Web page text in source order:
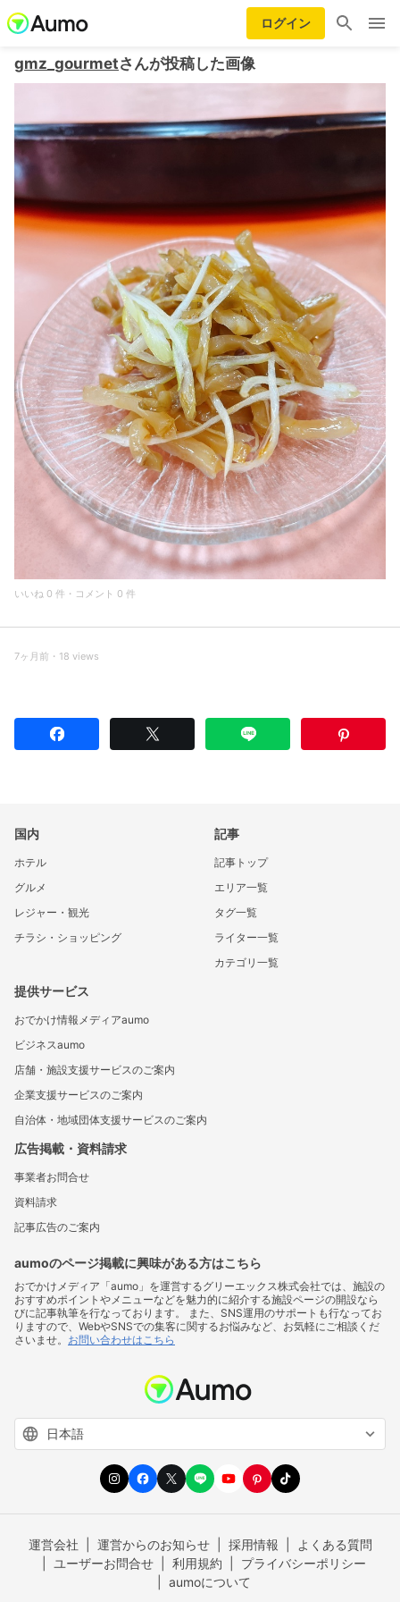
ログイン
gmz_gourmetさんが投稿した画像
いいね 0 件・コメント 0 件
7ヶ月前・18 views
国内
ホテル
グルメ
レジャー・観光
チラシ・ショッピング
記事
記事トップ
エリア一覧
タグ一覧
ライター一覧
カテゴリ一覧
提供サービス
おでかけ情報メディアaumo
ビジネスaumo
店舗・施設支援サービスのご案内
企業支援サービスのご案内
自治体・地域団体支援サービスのご案内
広告掲載・資料請求
事業者お問合せ
資料請求
記事広告のご案内
aumoのページ掲載に興味がある方はこちら
おでかけメディア「aumo」を運営するグリーエックス株式会社では、施設の
おすすめポイントやメニューなどを魅力的に紹介する施設ページの開設なら
びに記事執筆を行なっております。 また、SNS運用のサポートも行なってお
りますので、WebやSNSでの集客に関するお悩みなど、お気軽にご相談くだ
さいませ。 お問い合わせはこちら
運営会社 運営からのお知らせ 採用情報
よくある質問
ユーザーお問合せ
利用規約
プライバシーポリシー
aumoについて